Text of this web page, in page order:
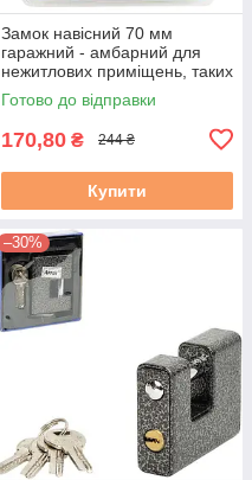
Замок навісний 70 мм
гаражний - амбарний для
нежитлових приміщень, таких
як комори, сараї, гаражі та
склади
Готово до відправки
170,80 ₴ 244 ₴
Купити
–30%